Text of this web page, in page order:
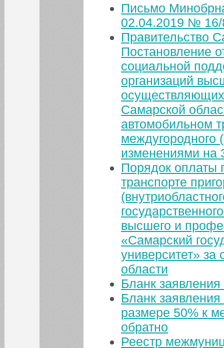
Письмо
02.04.2019 №
Правительство
Постановление
социальной
организаций
осуществляющих
Самарской
автомобильном
междугородного
изменениями на
Порядок оплаты
транспорте
высшего и
«Самарский
университет»
области
Бланк
Бланк
размере 50% к
обратно
Реестр